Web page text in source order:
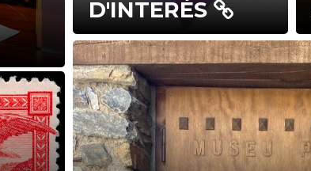
D'INTERÈS